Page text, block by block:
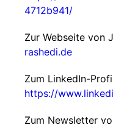
4712b941/
Zur Webseite von
rashedi.de
Zum LinkedIn-
https://
Zum Newsletter